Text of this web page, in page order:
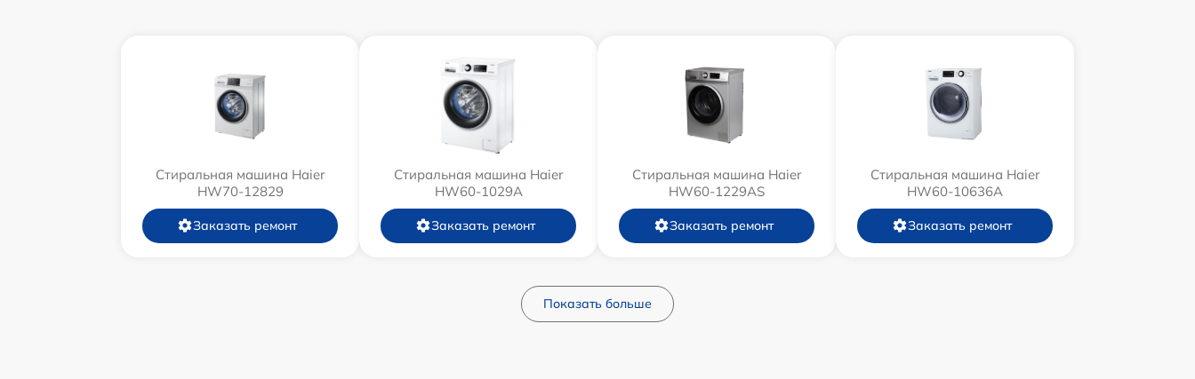
Стиральная машина Haier
HW70-12829
Заказать ремонт
Стиральная машина Haier
HW60-1029A
Заказать ремонт
Стиральная машина Haier
HW60-1229AS
Заказать ремонт
Стиральная машина Haier
HW60-10636A
Заказать ремонт
Показать больше